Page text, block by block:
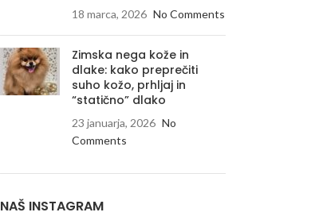
18 marca, 2026 No Comments
Zimska nega kože in
dlake: kako preprečiti
suho kožo, prhljaj in
“statično” dlako
23 januarja, 2026 No
Comments
NAŠ INSTAGRAM